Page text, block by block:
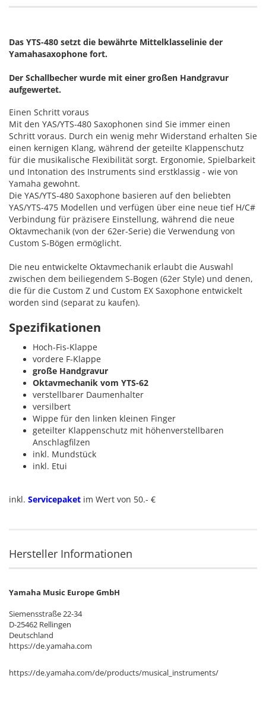
Das YTS-480 setzt die bewährte Mittelklasselinie der
Yamahasaxophone fort.
Der Schallbecher wurde mit einer großen Handgravur
aufgewertet.
Einen Schritt voraus
Mit den YAS/YTS-480 Saxophonen sind Sie immer einen
Schritt voraus. Durch ein wenig mehr Widerstand erhalten Sie
einen kernigen Klang, während der geteilte Klappenschutz
für die musikalische Flexibilität sorgt. Ergonomie, Spielbarkeit
und Intonation des Instruments sind erstklassig - wie von
Yamaha gewohnt.
Die YAS/YTS-480 Saxophone basieren auf den beliebten
YAS/YTS-475 Modellen und verfügen über eine neue tief H/C#
Verbindung für präzisere Einstellung, während die neue
Oktavmechanik (von der 62er-Serie) die Verwendung von
Custom S-Bögen ermöglicht.
Die neu entwickelte Oktavmechanik erlaubt die Auswahl
zwischen dem beiliegendem S-Bogen (62er Style) und denen,
die für die Custom Z und Custom EX Saxophone entwickelt
worden sind (separat zu kaufen).
Spezifikationen
Hoch-Fis-Klappe
vordere F-Klappe
große Handgravur
Oktavmechanik vom YTS-62
verstellbarer Daumenhalter
versilbert
Wippe für den linken kleinen Finger
geteilter Klappenschutz mit höhenverstellbaren
Anschlagfilzen
inkl. Mundstück
inkl. Etui
inkl. Servicepaket im Wert von 50.- €
Hersteller Informationen
Yamaha Music Europe GmbH
Siemensstraße 22-34
D-25462 Rellingen
Deutschland
https://de.yamaha.com
https://de.yamaha.com/de/products/musical_instruments/